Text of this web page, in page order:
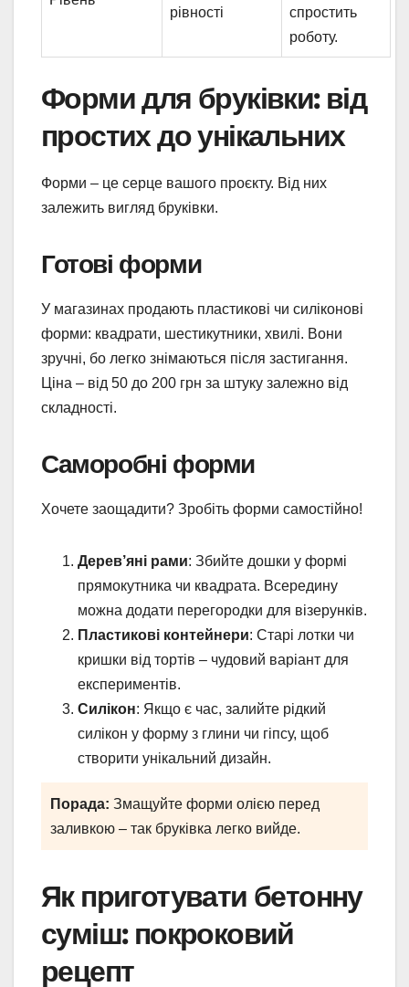
рівності
спростить
роботу.
Форми для бруківки: від
простих до унікальних
Форми – це серце вашого проєкту. Від них
залежить вигляд бруківки.
Готові форми
У магазинах продають пластикові чи силіконові
форми: квадрати, шестикутники, хвилі. Вони
зручні, бо легко знімаються після застигання.
Ціна – від 50 до 200 грн за штуку залежно від
складності.
Саморобні форми
Хочете заощадити? Зробіть форми самостійно!
Дерев’яні рами: Збийте дошки у формі
прямокутника чи квадрата. Всередину
можна додати перегородки для візерунків.
Пластикові контейнери: Старі лотки чи
кришки від тортів – чудовий варіант для
експериментів.
Силікон: Якщо є час, залийте рідкий
силікон у форму з глини чи гіпсу, щоб
створити унікальний дизайн.
Порада: Змащуйте форми олією перед
заливкою – так бруківка легко вийде.
Як приготувати бетонну
суміш: покроковий
рецепт